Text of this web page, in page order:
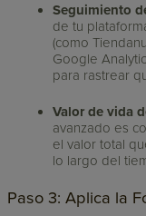
Seguimiento
de tu
(como
Google
para rastrear
Valor de vida
avanzado es
el valor total
lo largo del
Paso 3: Aplica la